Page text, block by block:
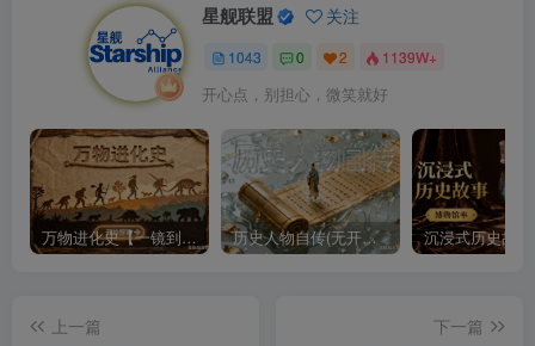
星舰联盟 关注
1043 0 2 1139W+
开心点，别担心，微笑就好
万物进化史【一镜到底】 历史人物自传(无开头模板)
上一篇
下一篇